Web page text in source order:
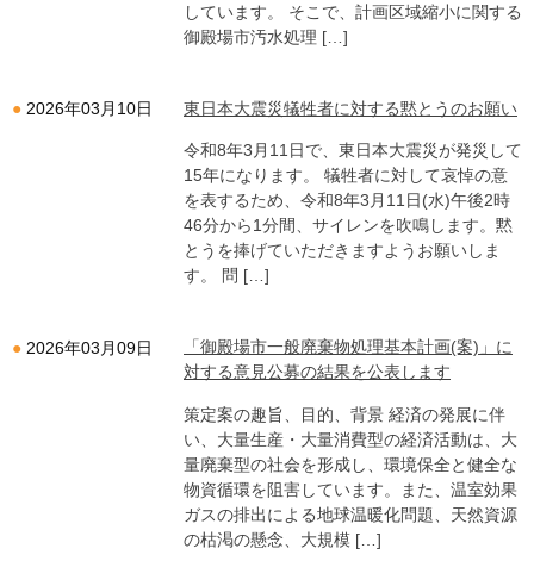
しています。 そこで、計画区域縮小に関する
御殿場市汚水処理 […]
2026年03月10日 東日本大震災犠牲者に対する黙とうのお願い
令和8年3月11日で、東日本大震災が発災して
15年になります。 犠牲者に対して哀悼の意
を表するため、令和8年3月11日(水)午後2時
46分から1分間、サイレンを吹鳴します。黙
とうを捧げていただきますようお願いしま
す。 問 […]
2026年03月09日
「御殿場市一般廃棄物処理基本計画(案)」に
対する意見公募の結果を公表します
策定案の趣旨、目的、背景 経済の発展に伴
い、大量生産・大量消費型の経済活動は、大
量廃棄型の社会を形成し、環境保全と健全な
物資循環を阻害しています。また、温室効果
ガスの排出による地球温暖化問題、天然資源
の枯渇の懸念、大規模 […]